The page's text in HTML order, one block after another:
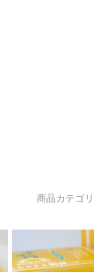
商品カテゴリ